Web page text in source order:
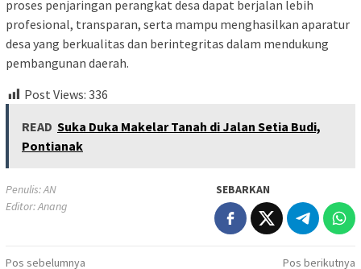
proses penjaringan perangkat desa dapat berjalan lebih
profesional, transparan, serta mampu menghasilkan aparatur
desa yang berkualitas dan berintegritas dalam mendukung
pembangunan daerah.
Post Views: 336
READ Suka Duka Makelar Tanah di Jalan Setia Budi,
Pontianak
Penulis: AN
Editor: Anang
SEBARKAN
Pos sebelumnya
Pos berikutnya